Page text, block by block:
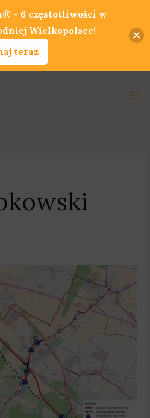
- 6 częstotliwości w
Wielkopolsce!
teraz